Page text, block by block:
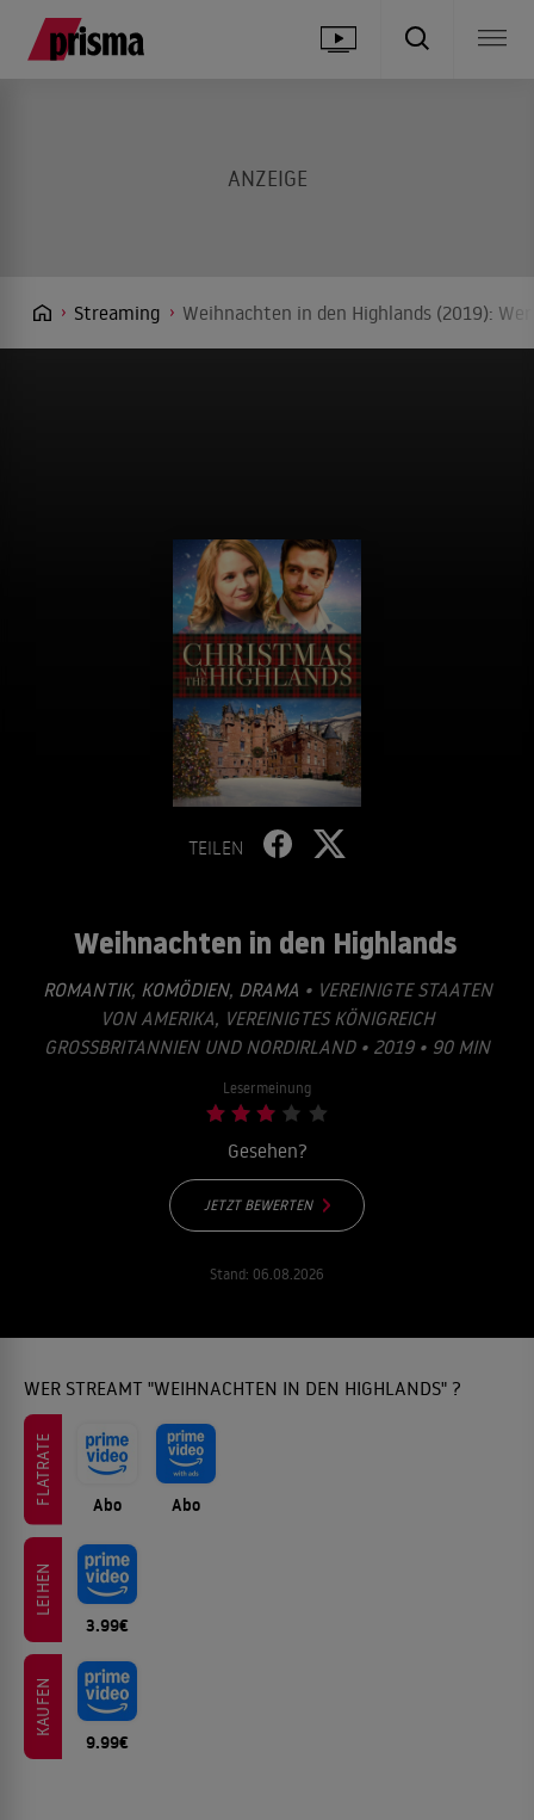
Streaming Weihnachten in den Highlands (2019):
TEILEN
Weihnachten in den Highlands
ROMANTIK, KOMÖDIEN, DRAMA • VEREINIGTE STAATEN
VON AMERIKA, VEREINIGTES KÖNIGREICH
GROSSBRITANNIEN UND NORDIRLAND • 2019 • 90 MIN
Lesermeinung
Gesehen?
JETZT BEWERTEN
Stand: 06.08.2026
WER STREAMT "WEIHNACHTEN IN DEN HIGHLANDS" ?
FLATRATE Abo Abo
LEIHEN
3.99€
KAUFEN
9.99€